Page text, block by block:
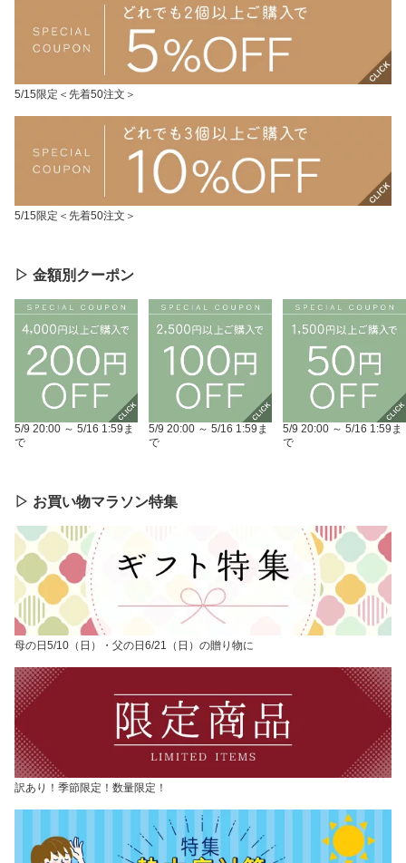
5/15限定＜先着50注文＞
5/15限定＜先着50注文＞
▷ 金額別クーポン
5/9 20:00 ～ 5/16 1:59ま
で
5/9 20:00 ～ 5/16 1:59ま
で
5/9 20:00 ～ 5/16 1:59ま
で
▷ お買い物マラソン特集
母の日5/10（日）・父の日6/21（日）の贈り物に
訳あり！季節限定！数量限定！